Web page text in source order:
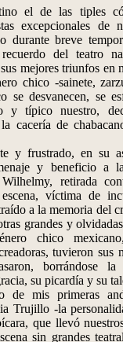
el de las tiples
excepcionales de
durante breve
del teatro
mejores triunfos en
chico -sainete,
se desvanecen, se
y típico nuestro,
cacería de
frustrado, en su
y beneficio a
retirada
víctima de
a la memoria del
grandes y
chico
tuvieron sus
borrándose la
su picardía y su
mis primeras
Trujillo -la
que llevó
sin grandes